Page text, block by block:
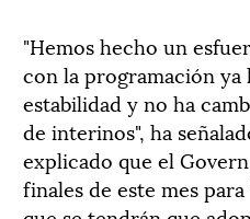
"Hemos hecho un
con la programación ya
estabilidad y no ha
de interinos", ha
explicado que el
finales de este mes